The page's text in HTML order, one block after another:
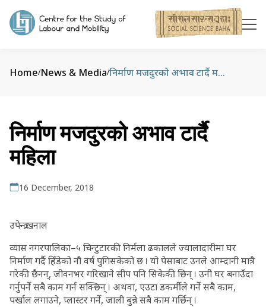
Home/News & Media/ निर्माण मजदुरको अभाव टार्दै महिला
निर्माण मजदुरको अभाव टार्दै
महिला
16 December, 2018
उपेन्द्र खनाल
व्यास नगरपालिका–५ चिन्टुटारकी निर्मला ढकालले ज्यालादारीमा घर
निर्माण गर्दै हिँडेको नौ वर्ष पुगिसकेको छ । यो पेसाबाट उनले आम्दानी मात्रै
गरेकी छैनन्, जीवनभर गरिखाने सीप पनि सिकेकी छिन् । उनी घर बनाउँदा
गर्नुपर्ने सबै काम गर्न सक्छिन् । अथवा, एउटा डकर्मीले गर्ने सबै काम,
पर्खाल लगाउने, प्लास्टर गर्ने, जाली बुन्ने सबै काम गर्छिन् ।